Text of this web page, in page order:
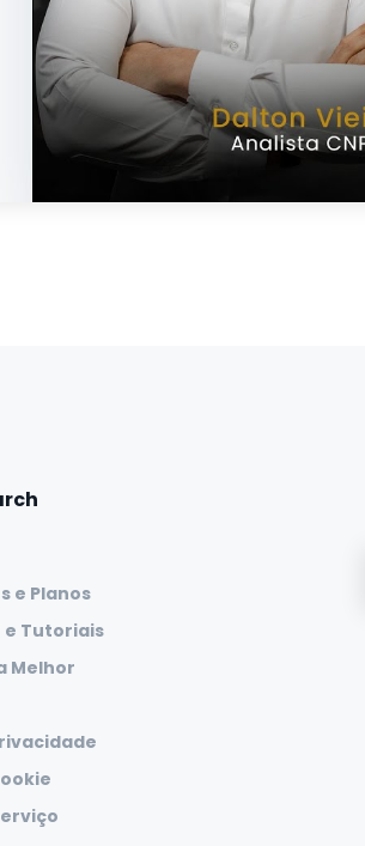
e Planos
e Tutoriais
Melhor